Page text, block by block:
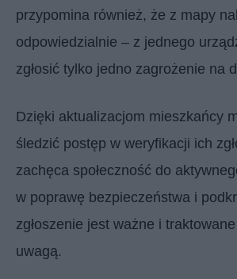
przypomina również, że z mapy
odpowiedzialnie – z jednego
zgłosić tylko jedno zagrożenie na
Dzięki aktualizacjom mieszkańcy
śledzić postęp w weryfikacji ich
zachęca społeczność do
w poprawę bezpieczeństwa i
zgłoszenie jest ważne i
uwagą.